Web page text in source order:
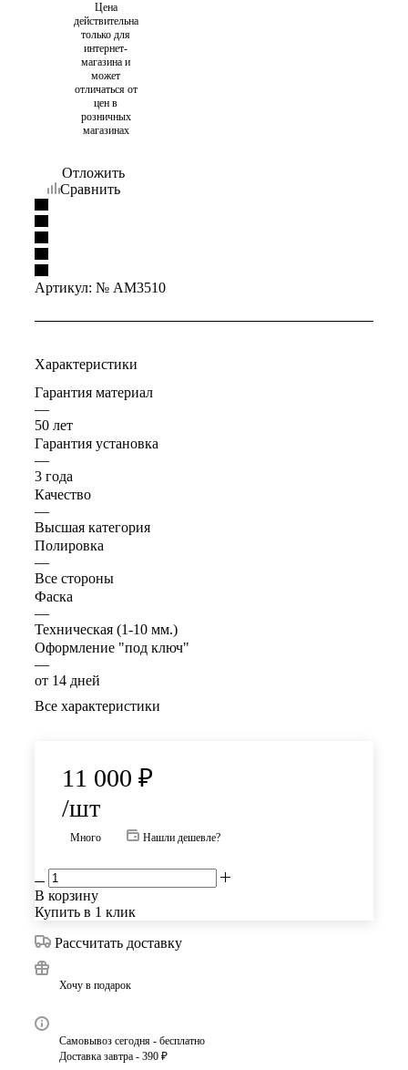
Цена
действительна
только для
интернет-
магазина и
может
отличаться от
цен в
розничных
магазинах
Отложить
Сравнить
Артикул: № AM3510
Характеристики
Гарантия материал
—
50 лет
Гарантия установка
—
3 года
Качество
—
Высшая категория
Полировка
—
Все стороны
Фаска
—
Техническая (1-10 мм.)
Оформление "под ключ"
—
от 14 дней
Все характеристики
11 000 ₽
/шт
Много Нашли дешевле?
В корзину
Купить в 1 клик
Рассчитать доставку
Хочу в подарок
Самовывоз сегодня - бесплатно
Доставка завтра - 390 ₽